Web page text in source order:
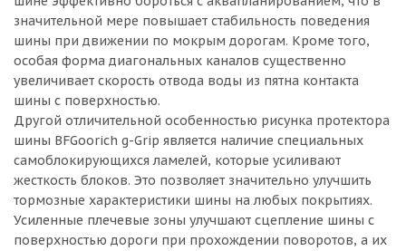
значительной мере повышает стабильность поведения
шины при движении по мокрым дорогам. Кроме того,
особая форма диагональных каналов существенно
увеличивает скорость отвода воды из пятна контакта
шины с поверхностью.
Другой отличительной особенностью рисунка протектора
шины BFGoorich g-Grip является наличие специальных
самоблокирующихся ламелей, которые усиливают
жесткость блоков. Это позволяет значительно улучшить
тормозные характеристики шины на любых покрытиях.
Усиленные плечевые зоны улучшают сцепление шины с
поверхностью дороги при прохождении поворотов, а их